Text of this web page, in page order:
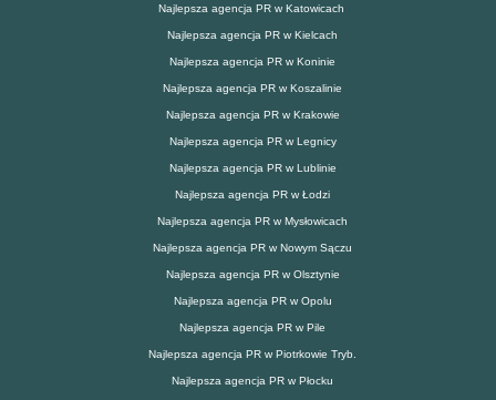
Najlepsza agencja PR w Katowicach
Najlepsza agencja PR w Kielcach
Najlepsza agencja PR w Koninie
Najlepsza agencja PR w Koszalinie
Najlepsza agencja PR w Krakowie
Najlepsza agencja PR w Legnicy
Najlepsza agencja PR w Lublinie
Najlepsza agencja PR w Łodzi
Najlepsza agencja PR w Mysłowicach
Najlepsza agencja PR w Nowym Sączu
Najlepsza agencja PR w Olsztynie
Najlepsza agencja PR w Opolu
Najlepsza agencja PR w Pile
Najlepsza agencja PR w Piotrkowie Tryb.
Najlepsza agencja PR w Płocku